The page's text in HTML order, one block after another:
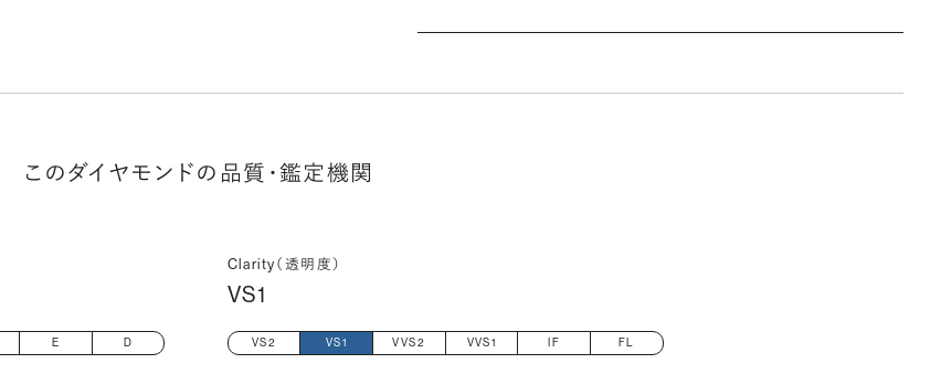
このダイヤモンドの品質・鑑定機関
E D
Clarity（透明度）
VS1
VS2 VS1 VVS2 VVS1 IF FL